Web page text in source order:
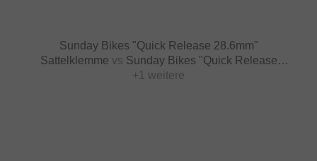
Sunday Bikes "Quick Release 28.6mm"
Sattelklemme vs Sunday Bikes "Quick Release
29.8mm" Sattelklemme
+1 weitere